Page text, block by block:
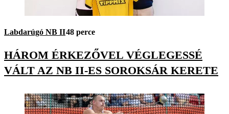
Labdarúgó NB II48 perce
HÁROM ÉRKEZŐVEL VÉGLEGESSÉ
VÁLT AZ NB II-ES SOROKSÁR KERETE